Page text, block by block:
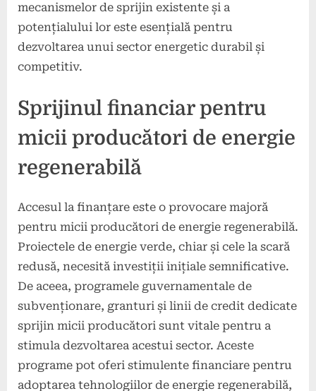
mecanismelor de sprijin existente și a
potențialului lor este esențială pentru
dezvoltarea unui sector energetic durabil și
competitiv.
Sprijinul financiar pentru
micii producători de energie
regenerabilă
Accesul la finanțare este o provocare majoră
pentru micii producători de energie regenerabilă.
Proiectele de energie verde, chiar și cele la scară
redusă, necesită investiții inițiale semnificative.
De aceea, programele guvernamentale de
subvenționare, granturi și linii de credit dedicate
sprijin micii producători sunt vitale pentru a
stimula dezvoltarea acestui sector. Aceste
programe pot oferi stimulente financiare pentru
adoptarea tehnologiilor de energie regenerabilă,